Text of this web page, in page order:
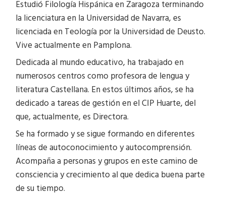
Estudió Filología Hispánica en Zaragoza terminando
la licenciatura en la Universidad de Navarra, es
licenciada en Teología por la Universidad de Deusto.
Vive actualmente en Pamplona.
Dedicada al mundo educativo, ha trabajado en
numerosos centros como profesora de lengua y
literatura Castellana. En estos últimos años, se ha
dedicado a tareas de gestión en el CIP Huarte, del
que, actualmente, es Directora.
Se ha formado y se sigue formando en diferentes
líneas de autoconocimiento y autocomprensión.
Acompaña a personas y grupos en este camino de
consciencia y crecimiento al que dedica buena parte
de su tiempo.